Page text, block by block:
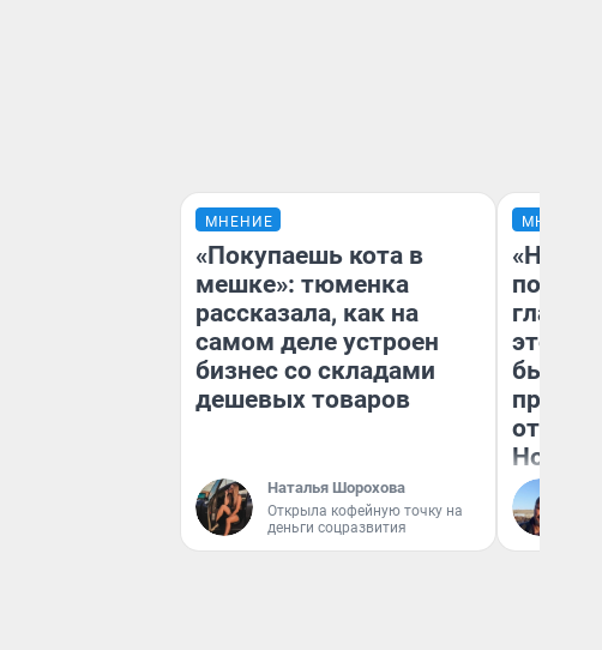
МНЕНИЕ
«Покупаешь кота в
мешке»: тюменка
рассказала, как на
самом деле устроен
бизнес со складами
дешевых товаров
Наталья Шорохова
Открыла кофейную точку на
деньги соцразвития
МНЕНИЕ
этого
бьет
отзыв
Нолана